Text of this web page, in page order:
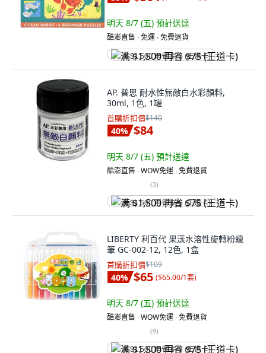
明天 8/7 (五) 預計送達
酷澎直售 ∙ 免運 ∙ 免費退貨
满 $1,500 再省 $75 (王道卡)
AP. 普思 耐水性無敵白水彩顏料,
30ml, 1色, 1罐
首購折扣價$140
40% $84
明天 8/7 (五) 預計送達
酷澎直售 ∙ WOW免運 ∙ 免費退貨
(3)
满 $1,500 再省 $75 (王道卡)
LIBERTY 利百代 果漾水溶性旋轉粉蠟
筆 GC-002-12, 12色, 1盒
首購折扣價$109
40% $65 ($65.00/1套)
明天 8/7 (五) 預計送達
酷澎直售 ∙ WOW免運 ∙ 免費退貨
(9)
满 $1,500 再省 $75 (王道卡)